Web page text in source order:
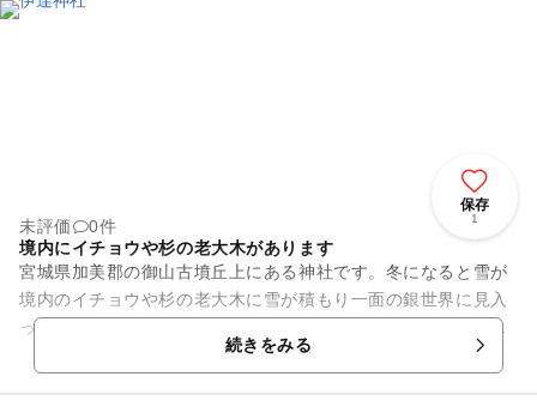
保存
1
未評価
0件
境内にイチョウや杉の老大木があります
宮城県加美郡の御山古墳丘上にある神社です。冬になると雪が
境内のイチョウや杉の老大木に雪が積もり一面の銀世界に見入
ってしまうほど、とても風情があります。絵を描く事が好きな
人には、スケッチブックを持...続きをみる